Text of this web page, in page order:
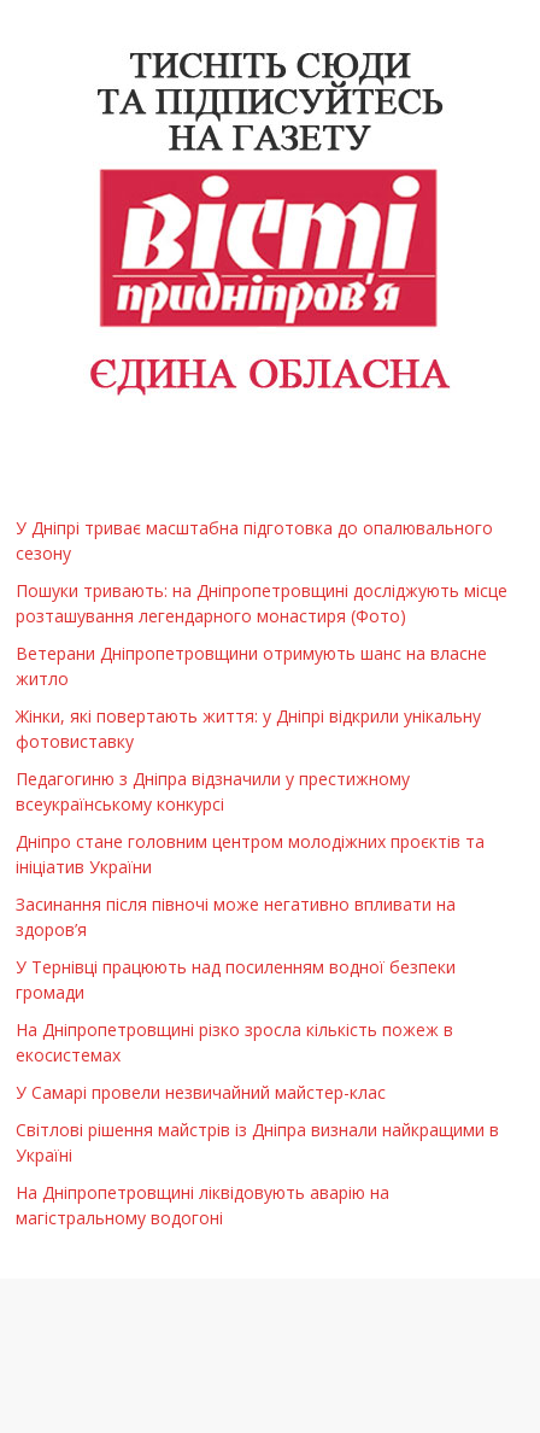
У Дніпрі триває масштабна підготовка до опалювального
сезону
Пошуки тривають: на Дніпропетровщині досліджують місце
розташування легендарного монастиря (Фото)
Ветерани Дніпропетровщини отримують шанс на власне
житло
Жінки, які повертають життя: у Дніпрі відкрили унікальну
фотовиставку
Педагогиню з Дніпра відзначили у престижному
всеукраїнському конкурсі
Дніпро стане головним центром молодіжних проєктів та
ініціатив України
Засинання після півночі може негативно впливати на
здоров’я
У Тернівці працюють над посиленням водної безпеки
громади
На Дніпропетровщині різко зросла кількість пожеж в
екосистемах
У Самарі провели незвичайний майстер-клас
Світлові рішення майстрів із Дніпра визнали найкращими в
Україні
На Дніпропетровщині ліквідовують аварію на
магістральному водогоні